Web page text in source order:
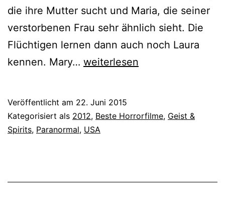
die ihre Mutter sucht und Maria, die seiner
verstorbenen Frau sehr ähnlich sieht. Die
Flüchtigen lernen dann auch noch Laura
kennen. Mary… Silent
(2012)
weiterlesen
Veröffentlicht am 22. Juni 2015
Kategorisiert als 2012, Beste Horrorfilme, Geist &
Spirits, Paranormal, USA